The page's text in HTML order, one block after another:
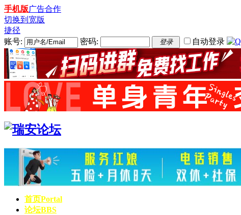
手机版广告合作
切换到宽版
捷径
账号:
密码: 登录 自动登录
首页Portal
论坛BBS